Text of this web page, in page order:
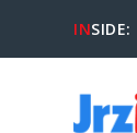
INSIDE: